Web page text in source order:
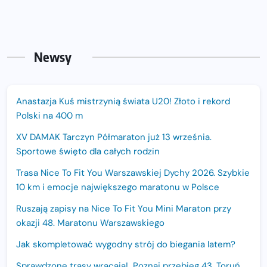
Newsy
Anastazja Kuś mistrzynią świata U20! Złoto i rekord
Polski na 400 m
XV DAMAK Tarczyn Półmaraton już 13 września.
Sportowe święto dla całych rodzin
Trasa Nice To Fit You Warszawskiej Dychy 2026. Szybkie
10 km i emocje największego maratonu w Polsce
Ruszają zapisy na Nice To Fit You Mini Maraton przy
okazji 48. Maratonu Warszawskiego
Jak skompletować wygodny strój do biegania latem?